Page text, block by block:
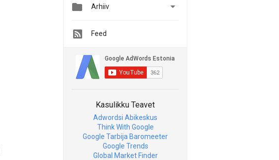
 Arhiiv 
Feed
Kasulikku Teavet
Adwordsi Abikeskus
Think With Google
Google Tarbija Baromeeter
Google Trends
Global Market Finder